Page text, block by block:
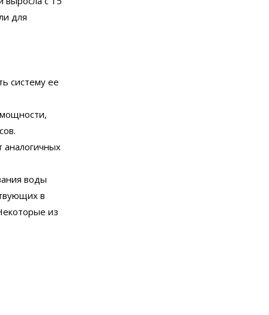
для
систему ее
аналогичных
воды
в
из